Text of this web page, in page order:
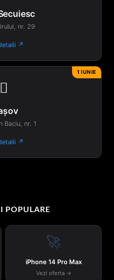
nr. 29
↗
1 IUNIE

Baciu, nr. 1
↗
POPULARE
🚀
iPhone 14 Pro Max
Vezi oferta →